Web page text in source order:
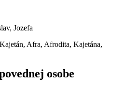
Jozefa
Afra, Afrodita, Kajetána,
osobe